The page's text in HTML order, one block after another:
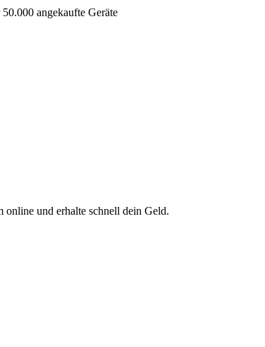
angekaufte Geräte
online und erhalte schnell dein Geld.